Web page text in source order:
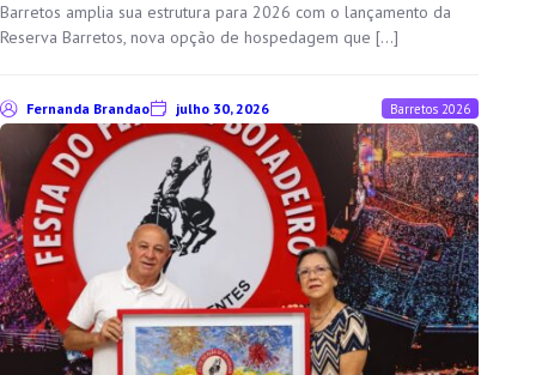
Barretos amplia sua estrutura para 2026 com o lançamento da
Reserva Barretos, nova opção de hospedagem que […]
Fernanda Brandao julho 30, 2026 Barretos 2026